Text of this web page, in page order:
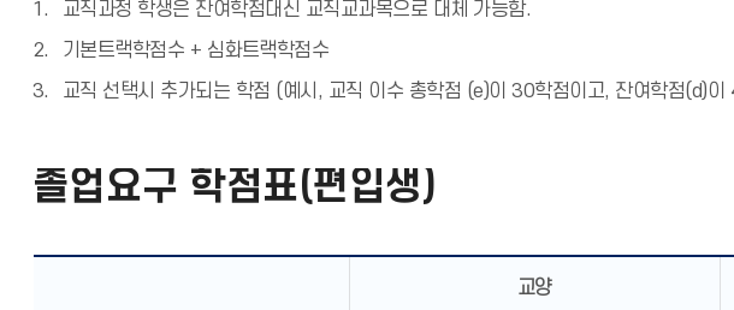
교직과정 학생은 잔여학점대신 교직교과목으로 대체 가능함.
기본트랙학점수 + 심화트랙학점수
교직 선택시 추가되는 학점 (예시, 교직 이수 총학점 (e)이 30학점이고, 잔여학점(d)
졸업요구 학점표(편입생)
교양